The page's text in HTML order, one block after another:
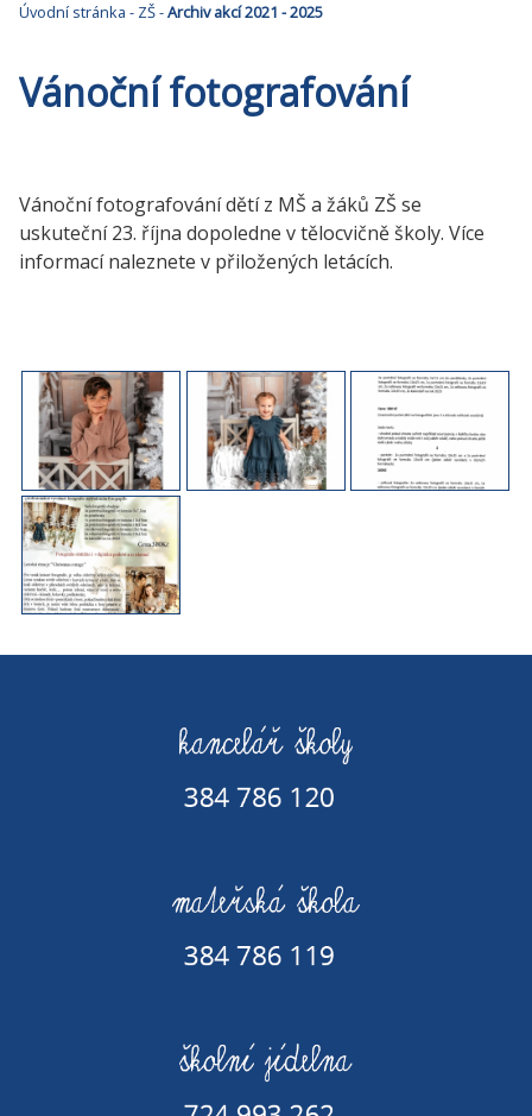
Úvodní stránka - ZŠ-Archiv akcí 2021 - 2025
Vánoční fotografování
Vánoční fotografování dětí z MŠ a žáků ZŠ se
uskuteční 23. října dopoledne v tělocvičně školy. Více
informací naleznete v přiložených letácích.